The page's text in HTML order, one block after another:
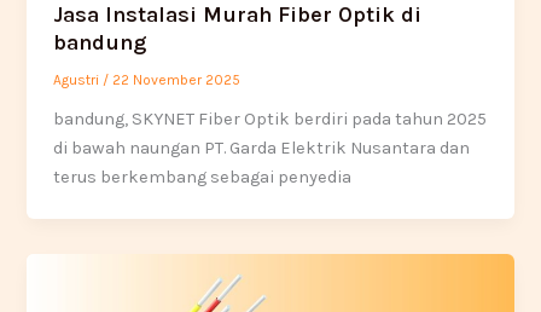
Jasa Instalasi Murah Fiber Optik di
bandung
Agustri / 22 November 2025
bandung, SKYNET Fiber Optik berdiri pada tahun 2025
di bawah naungan PT. Garda Elektrik Nusantara dan
terus berkembang sebagai penyedia